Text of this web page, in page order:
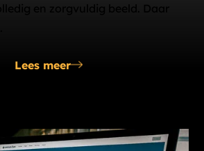
en zorgvuldig beeld. Daar
Lees meer